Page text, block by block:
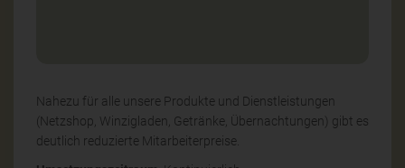
Nahezu für alle unsere Produkte und Dienstleistungen
(Netzshop, Winzigladen, Getränke, Übernachtungen) gibt es
deutlich reduzierte Mitarbeiterpreise.